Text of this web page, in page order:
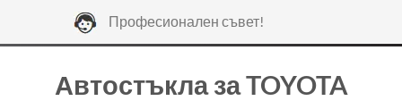
Професионален съвет!
Автостъкла за TOYOTA